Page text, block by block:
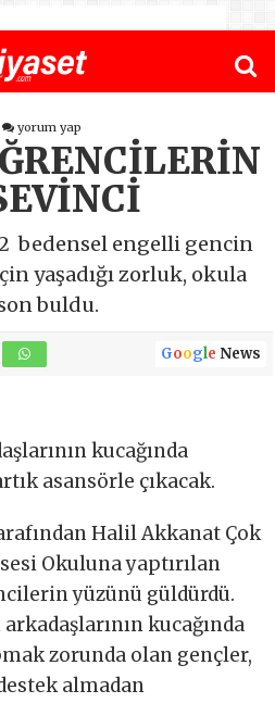
yorum yap
bedensel engelli gencin
yaşadığı zorluk, okula
buldu.
Google News
kucağında
asansörle çıkacak.
Halil Akkanat Çok
Okuluna yaptırılan
yüzünü güldürdü.
kucağında
zorunda olan gençler,
almadan